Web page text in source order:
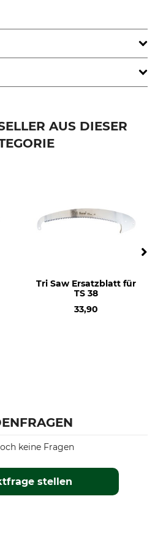
Ersatzblatt
Nein
AUS DIESER
Tri Saw Ersatzblatt für
TS 38
33,90
stellen
keine Fragen